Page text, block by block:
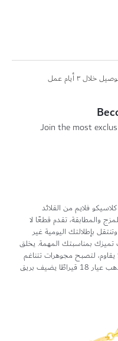
خلال ٣ أيام عمل
Join the most
فلايم من القلائد
والمطابقة، تقدم قطعًا لا
بإطلالتك اليومية غير
تميزك بمناسبتك المهمة. يخلق
يقاوم، لتصبح مجوهرات تتناغم
بشكل جميل مع أسلوبك الخاص، يتألق الذهب عيار 18 قيراطًا يضيف بريق